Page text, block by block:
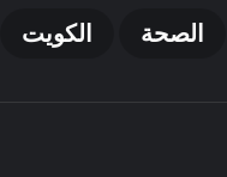
الصحة الكويت